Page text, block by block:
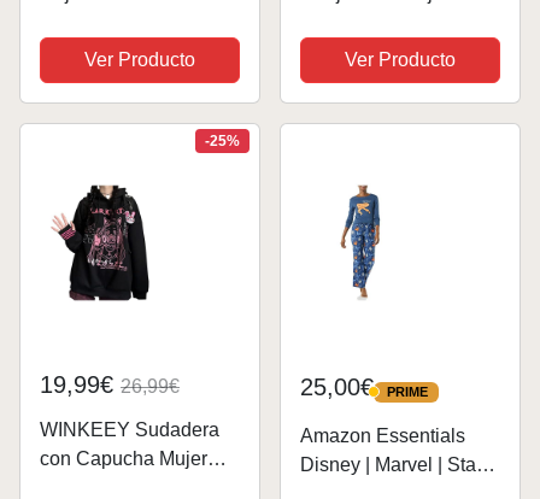
madera tallada,
canción temática de
Sailor Moon, marrón
Ver Producto
Niños (Gris/Negro, 11-
12 Años)
Ver Producto
-25%
19,99€ 26,99€
WINKEEY Sudadera
con Capucha Mujer
25,00€ PRIME
PRIME
Amazon Essentials
Disney | Marvel | Star